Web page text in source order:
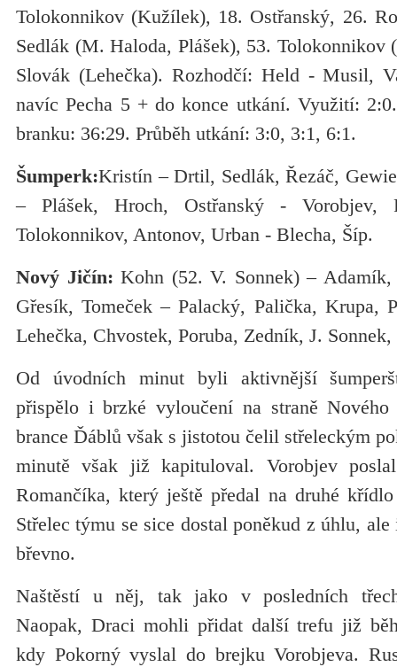
Tolokonnikov (Kužílek), 18. Ostřanský, 26.
Sedlák (M. Haloda, Plášek), 53. Tolokonnikov
Slovák (Lehečka). Rozhodčí: Held - Musil,
navíc Pecha 5 + do konce utkání. Využití:
branku: 36:29. Průběh utkání: 3:0, 3:1, 6:1.
Šumperk:Kristín – Drtil, Sedlák, Řezáč,
– Plášek, Hroch, Ostřanský - Vorobjev,
Tolokonnikov, Antonov, Urban - Blecha, Šíp.
Nový Jičín: Kohn (52. V. Sonnek) –
Gřesík, Tomeček – Palacký, Palička, Krupa,
Lehečka, Chvostek, Poruba, Zedník, J.
Od úvodních minut byli aktivnější
přispělo i brzké vyloučení na straně
brance Ďáblů však s jistotou čelil střeleckým
minutě však již kapituloval. Vorobjev
Romančíka, který ještě předal na druhé
Střelec týmu se sice dostal poněkud z úhlu,
břevno.
Naštěstí u něj, tak jako v posledních třech
Naopak, Draci mohli přidat další trefu již
kdy Pokorný vyslal do brejku Vorobjeva.